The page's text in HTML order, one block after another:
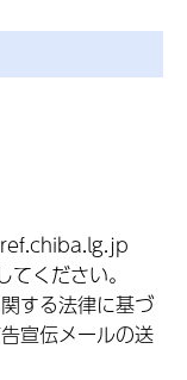
ください。
する法律に基づ
宣伝メールの送